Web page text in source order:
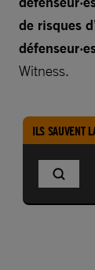
de risques
Witness.